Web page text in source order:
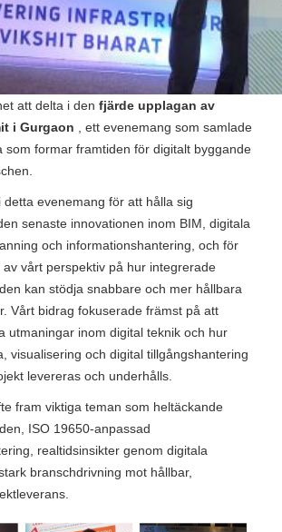
att delta i denfjärde upplagan av
i Gurgaon , ett evenemang som samlade
som formar framtiden för digitalt byggande
detta evenemang för att hålla sig
senaste innovationen inom BIM, digitala
och informationshantering, och för
vårt perspektiv på hur integrerade
kan stödja snabbare och mer hållbara
Vårt bidrag fokuserade främst på att
utmaningar inom digital teknik och hur
visualisering och digital tillgångshantering
levereras och underhålls.
fram viktiga teman som heltäckande
ISO 19650-anpassad
realtidsinsikter genom digitala
branschdrivning mot hållbar,